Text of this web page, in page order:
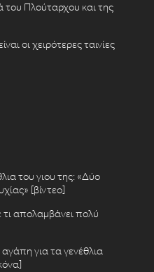
του Πλούταρχου και της
οι χειρότερες ταινίες
του γιου της: «Δύο
[βίντεο]
απολαμβάνει πολύ
για τα γενέθλια